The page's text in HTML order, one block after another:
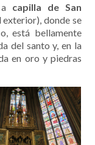
capilla de San
exterior), donde se
está bellamente
del santo y, en la
en oro y piedras